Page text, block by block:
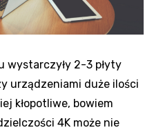
wystarczyły 2-3 płyty
urządzeniami duże ilości
kłopotliwe, bowiem
4K może nie